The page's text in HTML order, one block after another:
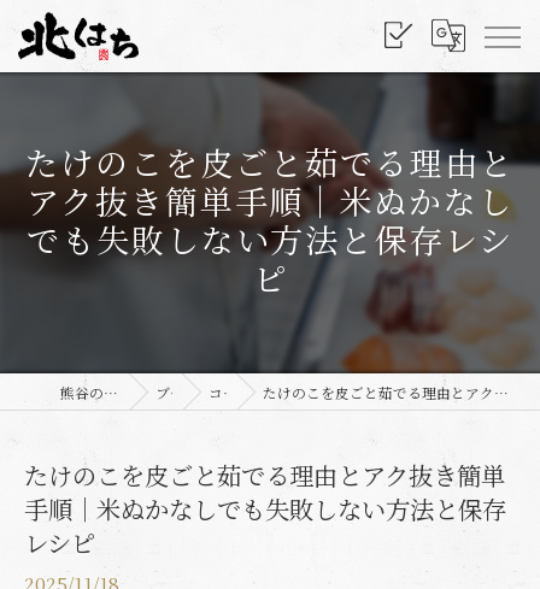
たけのこを皮ごと茹でる理由と
アク抜き簡単手順｜米ぬかなし
でも失敗しない方法と保存レシ
ピ
熊谷の和食なら北はち ブログ コラム たけのこを皮ごと茹でる理由とアク抜き簡単手順｜米ぬかなしでも失敗しない方法と保存レシピ
たけのこを皮ごと茹でる理由とアク抜き簡単
手順｜米ぬかなしでも失敗しない方法と保存
レシピ
2025/11/18